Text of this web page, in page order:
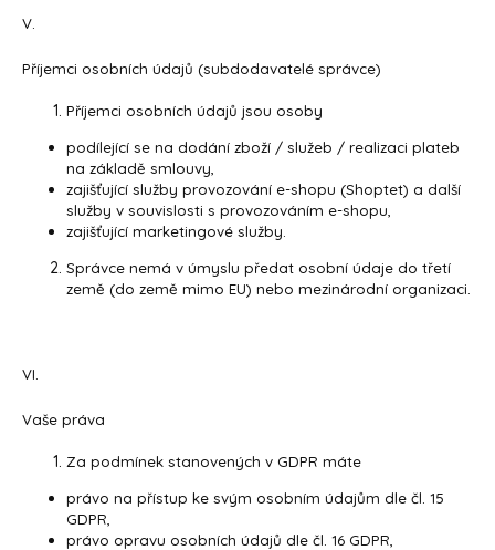
V.
Příjemci osobních údajů (subdodavatelé správce)
Příjemci osobních údajů jsou osoby
podílející se na dodání zboží / služeb / realizaci plateb
na základě smlouvy,
zajišťující služby provozování e-shopu (Shoptet) a další
služby v souvislosti s provozováním e-shopu,
zajišťující marketingové služby.
Správce nemá v úmyslu předat osobní údaje do třetí
země (do země mimo EU) nebo mezinárodní organizaci.
VI.
Vaše práva
Za podmínek stanovených v GDPR máte
právo na přístup ke svým osobním údajům dle čl. 15
GDPR,
právo opravu osobních údajů dle čl. 16 GDPR,